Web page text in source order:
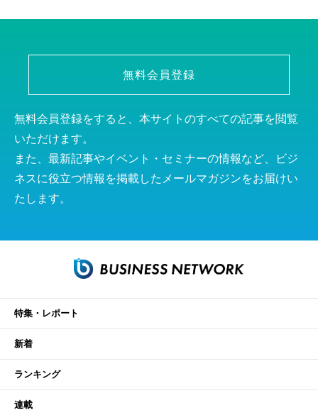
無料会員登録
無料会員登録をすると、本サイトのすべての記事を閲覧
いただけます。
また、最新記事やイベント・セミナーの情報など、ビジ
ネスに役立つ情報を掲載したメールマガジンをお届けい
たします。
特集・レポート
新着
ランキング
連載